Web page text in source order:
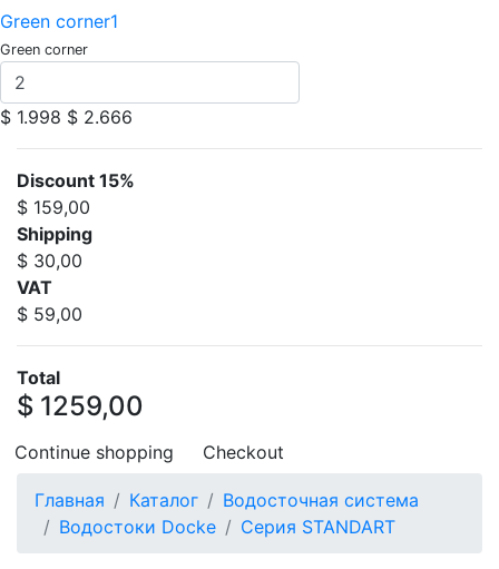
Green corner1
Green corner
$ 1.998 $ 2.666
Discount 15%
$ 159,00
Shipping
$ 30,00
VAT
$ 59,00
Total
$ 1259,00
Continue shopping Checkout
Главная Каталог
Водосточная система
Водостоки Docke
Серия STANDART